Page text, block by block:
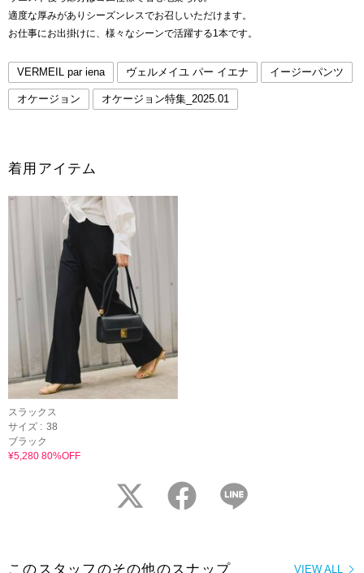
適度な厚みがありシーズンレスでお召しいただけます。
お仕事にお出掛けに、様々なシーンで活躍する1本です。
VERMEIL par iena ヴェルメイユ パー イエナ イージーパンツ
オケージョン オケージョン特集_2025.01
着用アイテム
スラックス
サイズ : 38
ブラック
¥5,280 80%OFF
twitter facebook
VIEW ALL
このスタッフのその他のスナップ